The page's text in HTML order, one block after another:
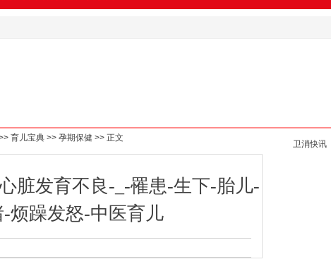
育儿宝典 >> 孕期保健 >> 正文
卫消快讯
脏发育不良-_-罹患-生下-胎儿-
烦躁发怒-中医育儿